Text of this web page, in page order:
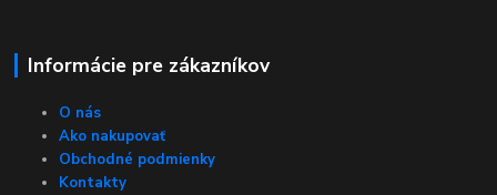
Informácie pre zákazníkov
O nás
Ako nakupovať
Obchodné podmienky
Kontakty